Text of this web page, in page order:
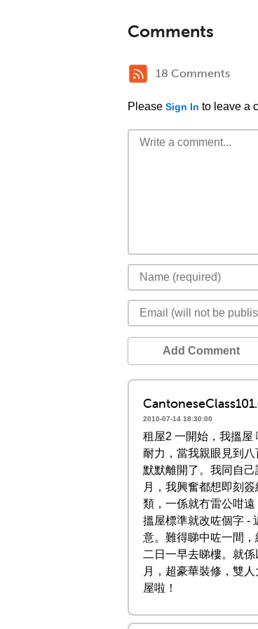
Comments
18 Comments
Please Sign In to leave a
Add Comment
2010-07-14 18:30:00
租屋2 一開始，我搵屋
耐力，當我親眼見到
默默離開了。我同自
月，我興奮都想即刻
類，一係就冇雷公咁
搵屋標準就改咗個字 -
意。難得睇中咗一間
二日一早去睇樓。就
月，超豪華裝修，雙
屋啦！